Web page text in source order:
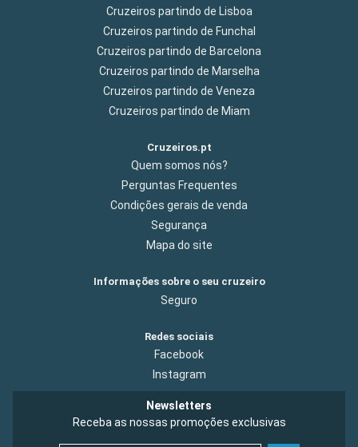
Cruzeiros partindo de Lisboa
Cruzeiros partindo de Funchal
Cruzeiros partindo de Barcelona
Cruzeiros partindo de Marselha
Cruzeiros partindo de Veneza
Cruzeiros partindo de Miam
Cruzeiros.pt
Quem somos nós?
Perguntas Frequentes
Condições gerais de venda
Segurança
Mapa do site
Informações sobre o seu cruzeiro
Seguro
Redes sociais
Facebook
Instagram
Newsletters
Receba as nossas promoções exclusivas